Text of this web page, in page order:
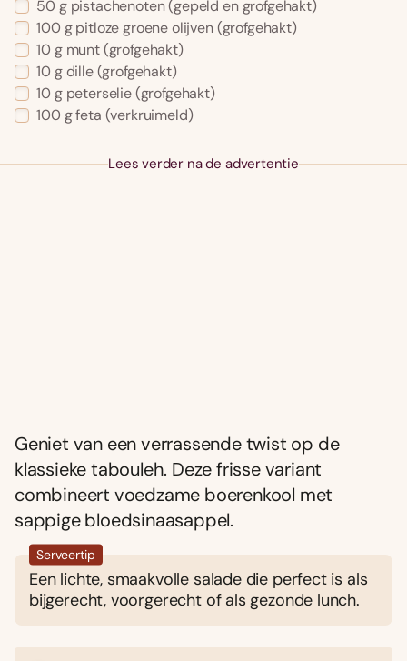
50 g pistachenoten(gepeld en grofgehakt)
100 g pitloze groene olijven(grofgehakt)
10 g munt(grofgehakt)
10 g dille(grofgehakt)
10 g peterselie(grofgehakt)
100 gfeta (verkruimeld)
Lees verder na de advertentie
Geniet van een verrassende twist op de
klassieke tabouleh. Deze frisse variant
combineert voedzame boerenkool met
sappige bloedsinaasappel.
Serveertip
Een lichte, smaakvolle salade die perfect is als
bijgerecht, voorgerecht of als gezonde lunch.